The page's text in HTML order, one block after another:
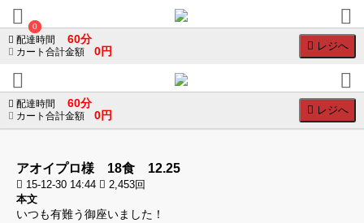
0 ×
会
員
ロ
グ
イ
ログイン
配達時間 60分
カート合計金額 0円 レジへ
0 ×
配達時間 60分
カート合計金額 0円 レジへ
アオイプロ様 18食 12.25
15-12-30 14:44
2,453回
本文
いつも有難う御座いました！